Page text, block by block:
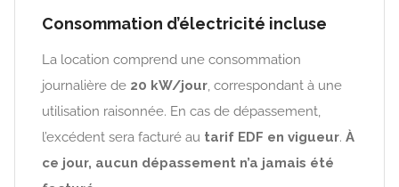
Consommation d’électricité incluse
La location comprend une consommation
journalière de 20 kW/jour, correspondant à une
utilisation raisonnée. En cas de dépassement,
l’excédent sera facturé au tarif EDF en vigueur. À
ce jour, aucun dépassement n’a jamais été